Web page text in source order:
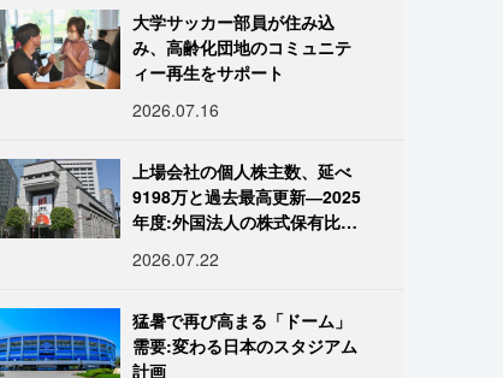
大学サッカー部員が住み込
み、高齢化団地のコミュニテ
ィー再生をサポート
2026.07.16
上場会社の個人株主数、延べ
9198万と過去最高更新―2025
年度:外国法人の株式保有比率
2026.07.22
猛暑で再び高まる「ドーム」
需要:変わる日本のスタジアム
計画